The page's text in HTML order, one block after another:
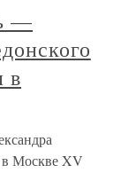
—
в
в Москве XV